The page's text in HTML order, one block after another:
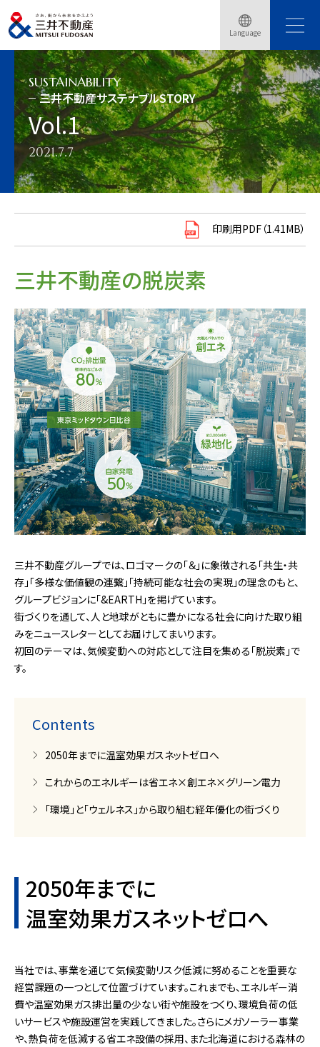
Language
トップページ サステナビリティ
三井不動産サステナブルSTORY
三井不動産サステナブルSTORY Vol.1
SUSTAINABILITY
三井不動産サステナブルSTORY
Vol.1
2021.7.7
印刷用PDF（1.41MB）
三井不動産の脱炭素
三井不動産グループでは、ロゴマークの「＆」に象徴される「共生・共
存」「多様な価値観の連繋」「持続可能な社会の実現」の理念のもと、
グループビジョンに「&EARTH」を掲げています。
街づくりを通して、人と地球がともに豊かになる社会に向けた取り組
みをニュースレターとしてお届けしてまいります。
初回のテーマは、気候変動への対応として注目を集める「脱炭素」で
す。
Contents
2050年までに温室効果ガスネットゼロへ
これからのエネルギーは省エネ×創エネ×グリーン電力
「環境」と「ウェルネス」から取り組む経年優化の街づくり
2050年までに
温室効果ガスネットゼロへ
当社では、事業を通じて気候変動リスク低減に努めることを重要な
経営課題の一つとして位置づけています。これまでも、エネルギー消
費や温室効果ガス排出量の少ない街や施設をつくり、環境負荷の低
いサービスや施設運営を実践してきました。さらにメガソーラー事業
や、熱負荷を低減する省エネ設備の採用、また北海道における森林の